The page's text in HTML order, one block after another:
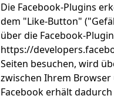
Die Facebook-Plugins
dem "Like-Button"
über die Facebook-
https://
Seiten besuchen, wird
zwischen Ihrem
Facebook erhält